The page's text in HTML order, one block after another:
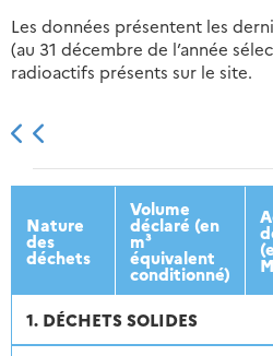
Les données présentent les
(au 31 décembre de l’année
radioactifs présents sur le site.
2013 2014
Nature
des
déchets
Volume
déclaré (en
m³
équivalent
conditionné)
1. DÉCHETS SOLIDES